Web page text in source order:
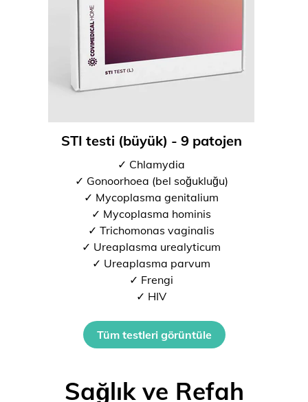
STI testi (büyük) - 9 patojen
✓ Chlamydia
✓ Gonoorhoea (bel soğukluğu)
✓ Mycoplasma genitalium
✓ Mycoplasma hominis
✓ Trichomonas vaginalis
✓ Ureaplasma urealyticum
✓ Ureaplasma parvum
✓ Frengi
✓ HIV
Tüm testleri görüntüle
Sağlık ve Refah